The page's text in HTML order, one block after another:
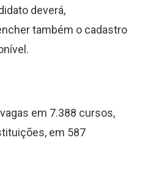
deverá,
também o cadastro
em 7.388 cursos,
em 587